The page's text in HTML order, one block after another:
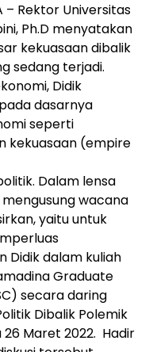
– Rektor Universitas
Ph.D menyatakan
kekuasaan dibalik
sedang terjadi.
Didik
dasarnya
seperti
kekuasaan (empire
Dalam lensa
wacana
yaitu untuk
Didik dalam kuliah
Graduate
secara daring
Dibalik Polemik
26 Maret 2022. Hadir